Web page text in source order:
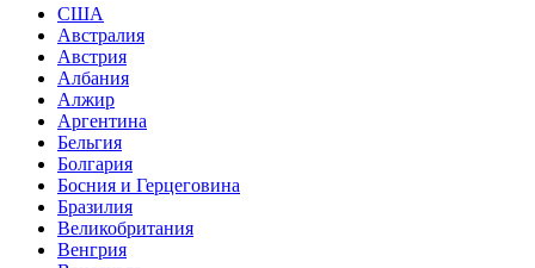
США
Австралия
Австрия
Албания
Алжир
Аргентина
Бельгия
Болгария
Босния и Герцеговина
Бразилия
Великобритания
Венгрия